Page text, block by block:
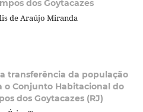
dos Goytacazes
de Araújo Miranda
transferência da população
o Conjunto Habitacional do
dos Goytacazes (RJ)